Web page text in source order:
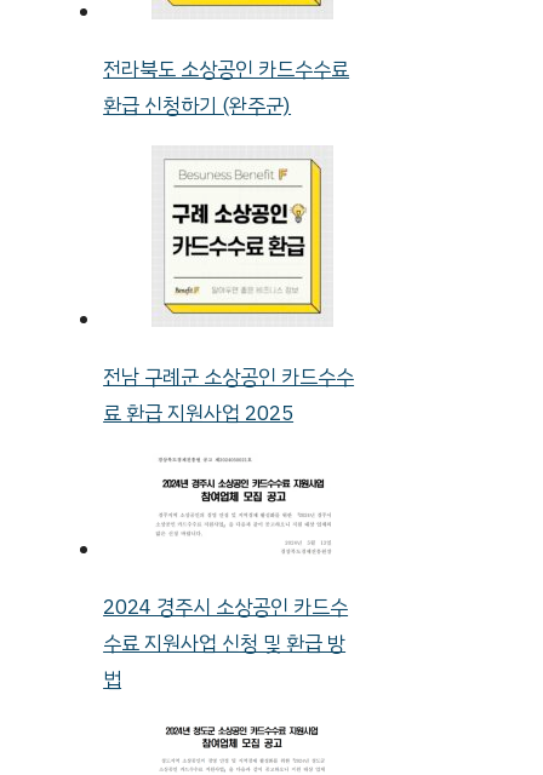
전라북도 소상공인 카드수수료
환급 신청하기 (완주군)
전남 구례군 소상공인 카드수수
료 환급 지원사업 2025
2024 경주시 소상공인 카드수
수료 지원사업 신청 및 환급 방
법